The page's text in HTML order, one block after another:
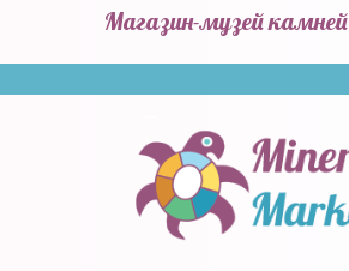
Магазин-музей камней